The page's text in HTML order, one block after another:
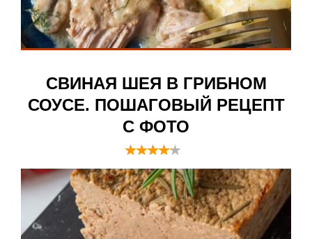
СВИНАЯ ШЕЯ В ГРИБНОМ
СОУСЕ. ПОШАГОВЫЙ РЕЦЕПТ
С ФОТО